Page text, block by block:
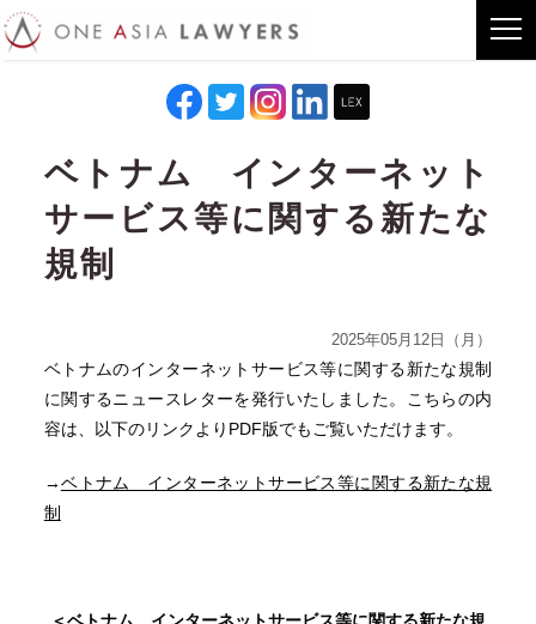
ベトナム インターネット
サービス等に関する新たな
規制
2025年05月12日（月）
ベトナムのインターネットサービス等に関する新たな規制
に関するニュースレターを発行いたしました。こちらの内
容は、以下のリンクよりPDF版でもご覧いただけます。
→ベトナム インターネットサービス等に関する新たな規
制